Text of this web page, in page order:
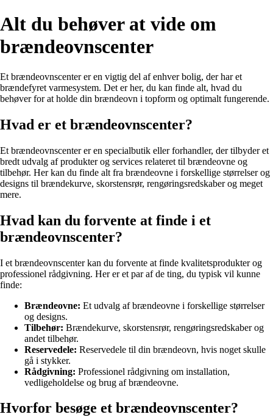
Alt du behøver at vide om
brændeovnscenter
Et brændeovnscenter er en vigtig del af enhver bolig, der har et
brændefyret varmesystem. Det er her, du kan finde alt, hvad du
behøver for at holde din brændeovn i topform og optimalt fungerende.
Hvad er et brændeovnscenter?
Et brændeovnscenter er en specialbutik eller forhandler, der tilbyder et
bredt udvalg af produkter og services relateret til brændeovne og
tilbehør. Her kan du finde alt fra brændeovne i forskellige størrelser og
designs til brændekurve, skorstensrør, rengøringsredskaber og meget
mere.
Hvad kan du forvente at finde i et
brændeovnscenter?
I et brændeovnscenter kan du forvente at finde kvalitetsprodukter og
professionel rådgivning. Her er et par af de ting, du typisk vil kunne
finde:
Brændeovne: Et udvalg af brændeovne i forskellige størrelser
og designs.
Tilbehør: Brændekurve, skorstensrør, rengøringsredskaber og
andet tilbehør.
Reservedele: Reservedele til din brændeovn, hvis noget skulle
gå i stykker.
Rådgivning: Professionel rådgivning om installation,
vedligeholdelse og brug af brændeovne.
Hvorfor besøge et brændeovnscenter?